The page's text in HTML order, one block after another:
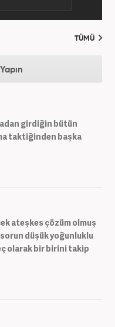
TÜMÜ
girdiğin bütün
taktiğinden başka
ateşkes çözüm olmuş
düşük yoğunluklu
olarak bir birini takip